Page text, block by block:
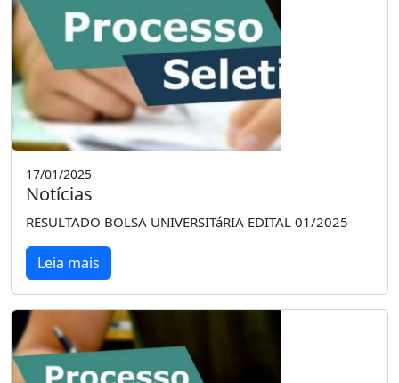
17/01/2025
Notícias
RESULTADO BOLSA UNIVERSITáRIA EDITAL 01/2025
Leia mais